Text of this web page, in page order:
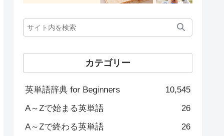
カテゴリー
英単語辞典 for Beginners
10,545
A～Zで始まる英単語
26
A～Zで終わる英単語
26